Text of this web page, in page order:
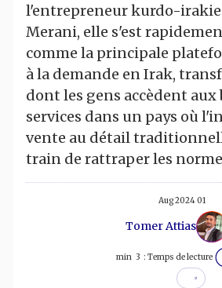
l'entrepreneur kurdo-
Merani, elle s'est
comme la principale
à la demande en Irak,
dont les gens accèdent aux
services dans un pays où
vente au détail
train de rattraper les
01 Aug 2024
Tomer Attias
Temps de lecture :
3
min